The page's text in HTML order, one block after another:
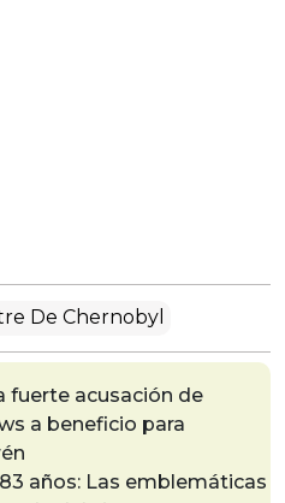
De Chernobyl
fuerte acusación de
a beneficio para
años: Las emblemáticas